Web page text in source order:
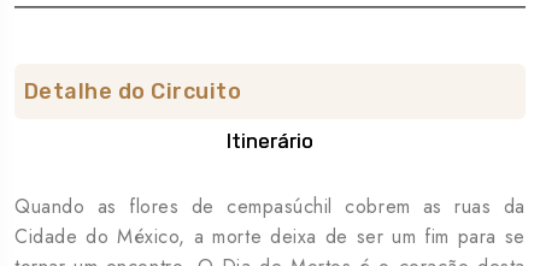
Detalhe do Circuito
Itinerário
Quando as flores de cempasúchil cobrem as ruas da
Cidade do México, a morte deixa de ser um fim para se